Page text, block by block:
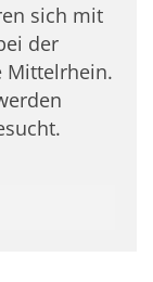
sich mit
der
Mittelrhein.